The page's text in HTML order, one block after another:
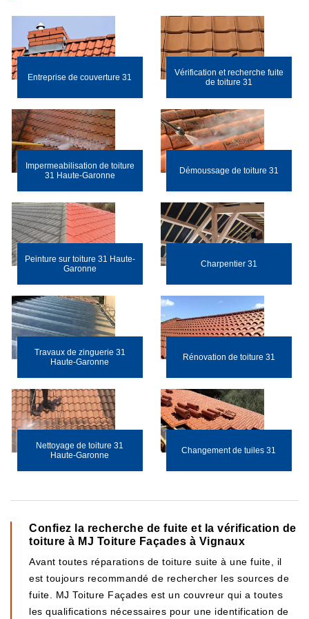
Entreprise de couverture 31
Vérification et recherche fuite
de toiture 31
Impermeabilisation de toiture
31 Haute-Garonne
Démoussage de toiture 31
Peinture sur toiture 31 Haute-
Garonne
Charpentier 31
Travaux de zinguerie 31
Haute-Garonne
Rénovation de toiture 31
Nettoyage de toiture 31
Haute-Garonne
Changement de tuiles 31
Confiez la recherche de fuite et la vérification de
toiture à MJ Toiture Façades à Vignaux
Avant toutes réparations de toiture suite à une fuite, il
est toujours recommandé de rechercher les sources de
fuite. MJ Toiture Façades est un couvreur qui a toutes
les qualifications nécessaires pour une identification de